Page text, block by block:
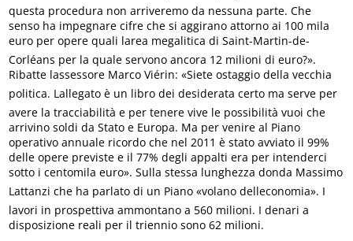
questa procedura non arriveremo da nessuna parte. Che
senso ha impegnare cifre che si aggirano attorno ai 100 mila
euro per opere quali larea megalitica di Saint-Martin-de-
Corléans per la quale servono ancora 12 milioni di euro?».
Ribatte lassessore Marco Viérin: «Siete ostaggio della vecchia
politica. Lallegato è un libro dei desiderata certo ma serve per
avere la tracciabilità e per tenere vive le possibilità vuoi che
arrivino soldi da Stato e Europa. Ma per venire al Piano
operativo annuale ricordo che nel 2011 è stato avviato il 99%
delle opere previste e il 77% degli appalti era per intenderci
sotto i centomila euro». Sulla stessa lunghezza donda Massimo
Lattanzi che ha parlato di un Piano «volano delleconomia». I
lavori in prospettiva ammontano a 560 milioni. I denari a
disposizione reali per il triennio sono 62 milioni.